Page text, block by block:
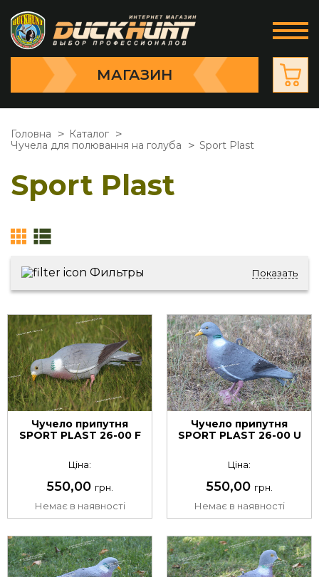
МАГАЗИН
Головна
Каталог
Чучела для полювання на голуба
Sport Plast
Sport Plast
Фильтры Показать
Чучело припутня
SPORT PLAST 26-00 F
Ціна:
550,00 грн.
Немає в наявності
Чучело припутня
SPORT PLAST 26-00 U
Ціна:
550,00 грн.
Немає в наявності